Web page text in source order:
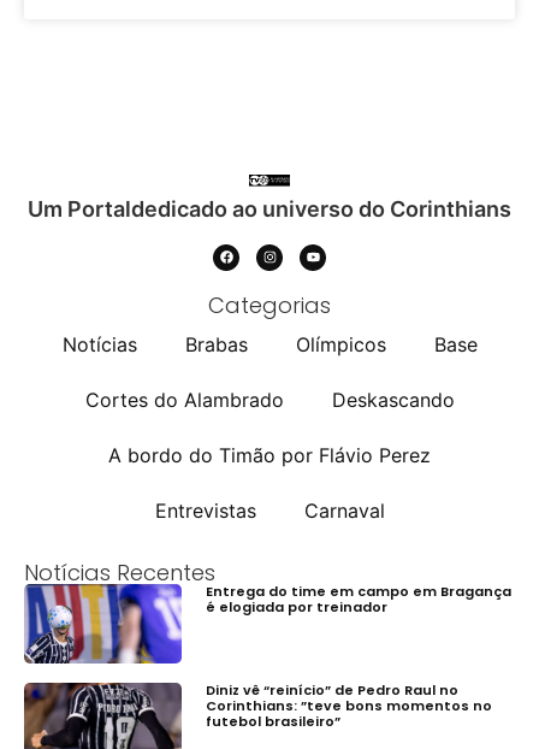
Um Portaldedicado ao universo do Corinthians
Categorias
Notícias Brabas Olímpicos Base
Cortes do Alambrado Deskascando
A bordo do Timão por Flávio Perez
Entrevistas Carnaval
Notícias Recentes
Entrega do time em campo em Bragança
é elogiada por treinador
Diniz vê “reinício” de Pedro Raul no
Corinthians: ”teve bons momentos no
futebol brasileiro”